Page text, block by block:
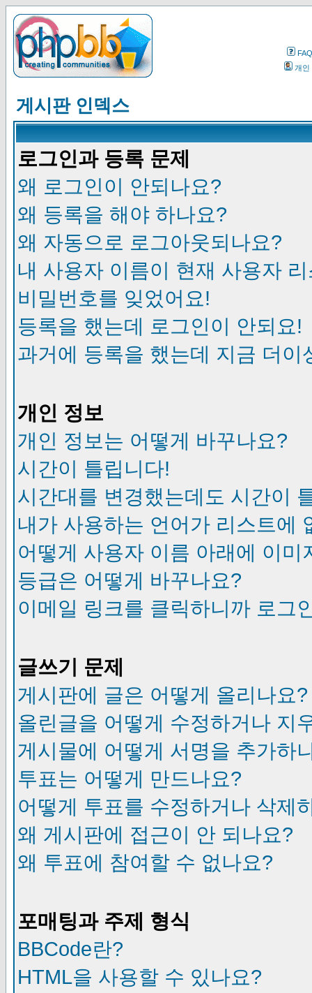
FAQ
개인
게시판 인덱스
로그인과 등록 문제
왜 로그인이 안되나요?
왜 등록을 해야 하나요?
왜 자동으로 로그아웃되나요?
내 사용자 이름이 현재 사용자
비밀번호를 잊었어요!
등록을 했는데 로그인이 안되요!
과거에 등록을 했는데 지금 더이
개인 정보
개인 정보는 어떻게 바꾸나요?
시간이 틀립니다!
시간대를 변경했는데도 시간이
내가 사용하는 언어가 리스트에
어떻게 사용자 이름 아래에 이미
등급은 어떻게 바꾸나요?
이메일 링크를 클릭하니까 로그
글쓰기 문제
게시판에 글은 어떻게 올리나요?
올린글을 어떻게 수정하거나 지
게시물에 어떻게 서명을 추가하
투표는 어떻게 만드나요?
어떻게 투표를 수정하거나 삭제
왜 게시판에 접근이 안 되나요?
왜 투표에 참여할 수 없나요?
포매팅과 주제 형식
BBCode란?
HTML을 사용할 수 있나요?